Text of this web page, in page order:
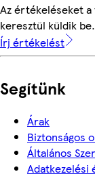
Az értékeléseket a
keresztül küldik
Írj értékelést
Segítünk
Árak
Biztonságos
Általános
Adatkezelési